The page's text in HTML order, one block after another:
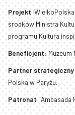
Projekt
środków Ministra
programu Kultura
Beneficjent: Muzeum
Partner strategiczny
Polska w Paryżu.
Patronat: Ambasada